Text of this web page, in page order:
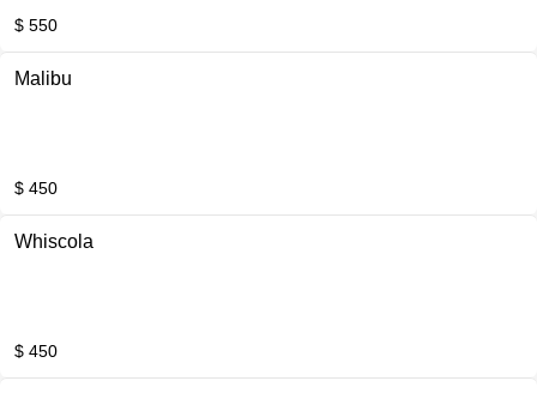
$ 550
Malibu
$ 450
Whiscola
$ 450